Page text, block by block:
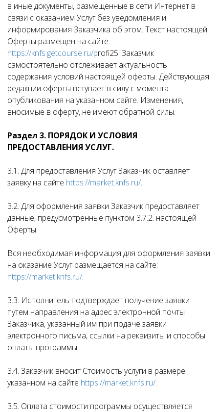
в иные документы, размещенные в сети Интернет в
связи с оказанием Услуг без уведомления и
информирования Заказчика об этом. Текст настоящей
Оферты размещен на сайте:
https://knfs.getcourse.ru/profi25. Заказчик
самостоятельно отслеживает актуальность
содержания условий настоящей оферты. Действующая
редакции оферты вступает в силу с момента
опубликования на указанном сайте. Изменения,
вносимые в оферту, не имеют обратной силы.
Раздел 3. ПОРЯДОК И УСЛОВИЯ
ПРЕДОСТАВЛЕНИЯ УСЛУГ.
3.1. Для предоставления Услуг Заказчик оставляет
заявку на сайте https://market.knfs.ru/.
3.2. Для оформления заявки Заказчик предоставляет
данные, предусмотренные пунктом 3.7.2. настоящей
Оферты.
Вся необходимая информация для оформления заявки
на оказание Услуг размещается на сайте:
https://market.knfs.ru/.
3.3. Исполнитель подтверждает получение заявки
путем направления на адрес электронной почты
Заказчика, указанный им при подаче заявки
электронного письма, ссылки на реквизиты и способы
оплаты программы.
3.4. Заказчик вносит Стоимость услуги в размере
указанном на сайте https://market.knfs.ru/.
3.5. Оплата стоимости программы осуществляется